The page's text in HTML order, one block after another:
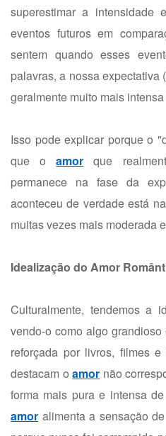
superestimar a intensidade
eventos futuros em
sentem quando esses
palavras, a nossa expectativa
geralmente muito mais
Isso pode explicar porque o
que oamor que
permanece na fase da
aconteceu de verdade está
muitas vezes mais moderada
Idealização do Amor
Culturalmente, tendemos a
vendo-o como algo
reforçada por livros, filmes
destacam oamor não
forma mais pura e intensa
amor alimenta a sensação